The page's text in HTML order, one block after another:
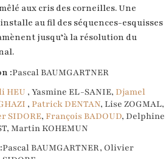
aux cris des corneilles. Une
au fil des séquences-esquisses
jusqu’à la résolution du
:Pascal BAUMGARTNER
HEU , Yasmine EL-SANIE, Djamel
, Patrick DENTAN, Lise ZOGMAL,
SIDORE, François BADOUD, Delphine
Martin KOHEMUN
Pascal BAUMGARTNER, Olivier